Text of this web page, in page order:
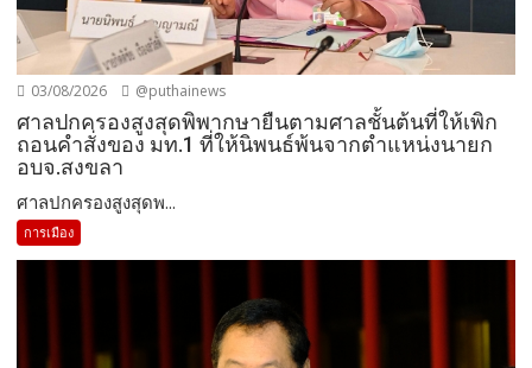
03/08/2026 @puthainews
ศาลปกครองสูงสุดพิพากษายืนตามศาลชั้นต้นที่ให้เพิก
ถอนคำสั่งของ มท.1 ที่ให้นิพนธ์พ้นจากตำแหน่งนายก
อบจ.สงขลา
ศาลปกครองสูงสุดพ...
การเมือง